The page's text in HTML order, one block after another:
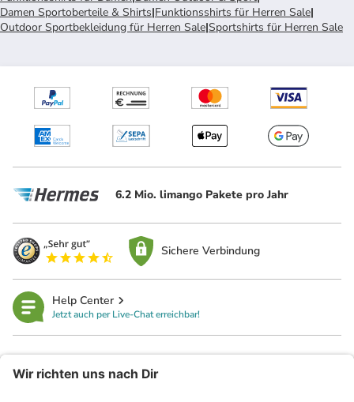
Damen Sportoberteile & Shirts|Funktionsshirts für Herren Sale|
Outdoor Sportbekleidung für Herren Sale|Sportshirts für Herren Sale
6.2 Mio. limango Pakete pro Jahr
Sichere Verbindung
Help Center
Jetzt auch per Live-Chat erreichbar!